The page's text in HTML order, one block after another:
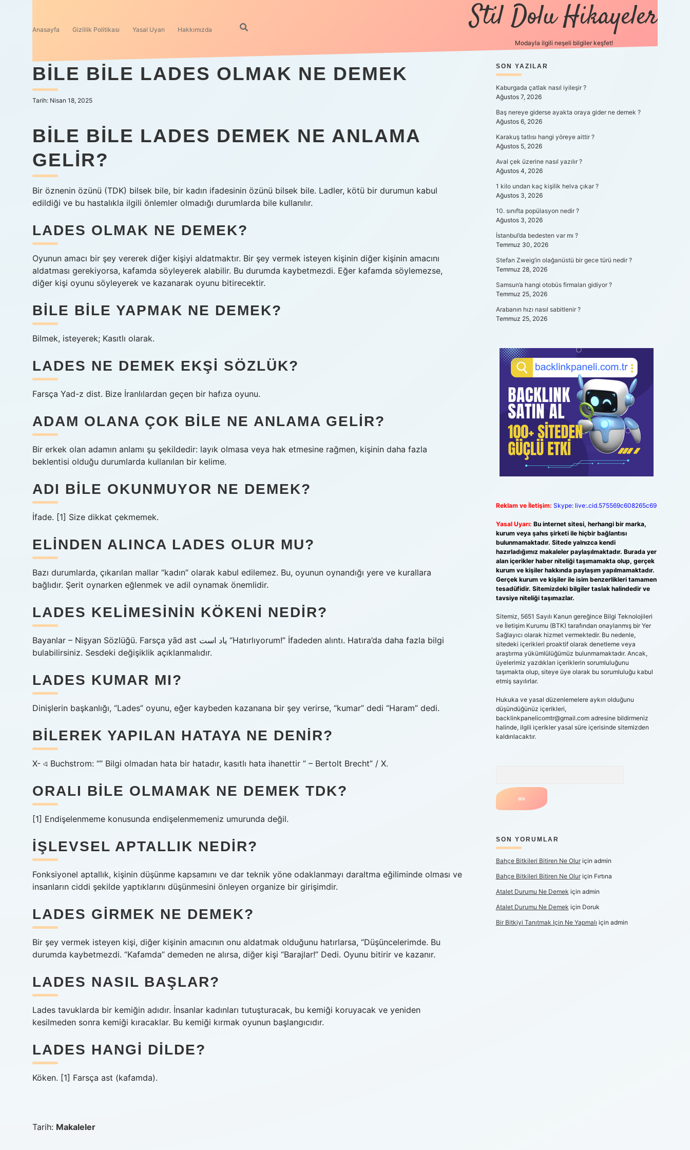
Anasayfa Gizlilik Politikası Yasal Uyarı Hakkımızda Stil Dolu Hikayeler
Modayla ilgili neşeli bilgiler keşfet!
BILE BILE LADES OLMAK NE DEMEK
Tarih: Nisan 18, 2025
BILE BILE LADES DEMEK NE ANLAMA
GELIR?
Bir öznenin özünü (TDK) bilsek bile, bir kadın ifadesinin özünü bilsek bile. Ladler, kötü bir durumun kabul
edildiği ve bu hastalıkla ilgili önlemler olmadığı durumlarda bile kullanılır.
LADES OLMAK NE DEMEK?
Oyunun amacı bir şey vererek diğer kişiyi aldatmaktır. Bir şey vermek isteyen kişinin diğer kişinin amacını
aldatması gerekiyorsa, kafamda söyleyerek alabilir. Bu durumda kaybetmezdi. Eğer kafamda söylemezse,
diğer kişi oyunu söyleyerek ve kazanarak oyunu bitirecektir.
BILE BILE YAPMAK NE DEMEK?
Bilmek, isteyerek; Kasıtlı olarak.
LADES NE DEMEK EKŞI SÖZLÜK?
Farsça Yad-z dist. Bize İranlılardan geçen bir hafıza oyunu.
ADAM OLANA ÇOK BILE NE ANLAMA GELIR?
Bir erkek olan adamın anlamı şu şekildedir: layık olmasa veya hak etmesine rağmen, kişinin daha fazla
beklentisi olduğu durumlarda kullanılan bir kelime.
ADI BILE OKUNMUYOR NE DEMEK?
İfade. [1] Size dikkat çekmemek.
ELINDEN ALINCA LADES OLUR MU?
Bazı durumlarda, çıkarılan mallar “kadın” olarak kabul edilemez. Bu, oyunun oynandığı yere ve kurallara
bağlıdır. Şerit oynarken eğlenmek ve adil oynamak önemlidir.
LADES KELIMESININ KÖKENI NEDIR?
Bayanlar – Nişyan Sözlüğü. Farsça yād ast یاد است “Hatırlıyorum!” İfadeden alıntı. Hatıra’da daha fazla bilgi
bulabilirsiniz. Sesdeki değişiklik açıklanmalıdır.
LADES KUMAR MI?
Dinişlerin başkanlığı, “Lades” oyunu, eğer kaybeden kazanana bir şey verirse, “kumar” dedi “Haram” dedi.
BILEREK YAPILAN HATAYA NE DENIR?
X- এ Buchstrom: “” Bilgi olmadan hata bir hatadır, kasıtlı hata ihanettir ” – Bertolt Brecht” / X.
ORALI BILE OLMAMAK NE DEMEK TDK?
[1] Endişelenmeme konusunda endişelenmemeniz umurunda değil.
İŞLEVSEL APTALLIK NEDIR?
Fonksiyonel aptallık, kişinin düşünme kapsamını ve dar teknik yöne odaklanmayı daraltma eğiliminde olması ve
insanların ciddi şekilde yaptıklarını düşünmesini önleyen organize bir girişimdir.
LADES GIRMEK NE DEMEK?
Bir şey vermek isteyen kişi, diğer kişinin amacının onu aldatmak olduğunu hatırlarsa, “Düşüncelerimde. Bu
durumda kaybetmezdi. “Kafamda” demeden ne alırsa, diğer kişi “Barajlar!” Dedi. Oyunu bitirir ve kazanır.
LADES NASIL BAŞLAR?
Lades tavuklarda bir kemiğin adıdır. İnsanlar kadınları tutuşturacak, bu kemiği koruyacak ve yeniden
kesilmeden sonra kemiği kıracaklar. Bu kemiği kırmak oyunun başlangıcıdır.
LADES HANGI DILDE?
Köken. [1] Farsça ast (kafamda).
Tarih: Makaleler
SIDEBAR
SON YAZILAR
Kaburgada çatlak nasıl iyileşir ?
Ağustos 7, 2026
Baş nereye giderse ayakta oraya gider ne demek ?
Ağustos 6, 2026
Karakuş tatlısı hangi yöreye aittir ?
Ağustos 5, 2026
Aval çek üzerine nasıl yazılır ?
Ağustos 4, 2026
1 kilo undan kaç kişilik helva çıkar ?
Ağustos 3, 2026
10. sınıfta popülasyon nedir ?
Ağustos 3, 2026
İstanbul’da bedesten var mı ?
Temmuz 30, 2026
Stefan Zweig’in olağanüstü bir gece türü nedir ?
Temmuz 28, 2026
Samsun’a hangi otobüs firmaları gidiyor ?
Temmuz 25, 2026
Arabanın hızı nasıl sabitlenir ?
Temmuz 25, 2026
Reklam ve İletişim: Skype: live:.cid.575569c608265c69
Yasal Uyarı: Bu internet sitesi, herhangi bir marka,
kurum veya şahıs şirketi ile hiçbir bağlantısı
bulunmamaktadır. Sitede yalnızca kendi
hazırladığımız makaleler paylaşılmaktadır. Burada yer
alan içerikler haber niteliği taşımamakta olup, gerçek
kurum ve kişiler hakkında paylaşım yapılmamaktadır.
Gerçek kurum ve kişiler ile isim benzerlikleri tamamen
tesadüfidir. Sitemizdeki bilgiler taslak halindedir ve
tavsiye niteliği taşımazlar.
Sitemiz, 5651 Sayılı Kanun gereğince Bilgi Teknolojileri
ve İletişim Kurumu (BTK) tarafından onaylanmış bir Yer
Sağlayıcı olarak hizmet vermektedir. Bu nedenle,
sitedeki içerikleri proaktif olarak denetleme veya
araştırma yükümlülüğümüz bulunmamaktadır. Ancak,
üyelerimiz yazdıkları içeriklerin sorumluluğunu
taşımakta olup, siteye üye olarak bu sorumluluğu kabul
etmiş sayılırlar.
Hukuka ve yasal düzenlemelere aykırı olduğunu
düşündüğünüz içerikleri,
backlinkpanelicomtr@gmail.comadresine bildirmeniz
halinde, ilgili içerikler yasal süre içerisinde sitemizden
kaldırılacaktır.
SON YORUMLAR
Bahçe Bitkileri Bitiren Ne Oluriçin admin
Bahçe Bitkileri Bitiren Ne Oluriçin Fırtına
Atalet Durumu Ne Demek için admin
Atalet Durumu Ne Demek için Doruk
Bir Bitkiyi Tanıtmak Için Ne Yapmalı için admin